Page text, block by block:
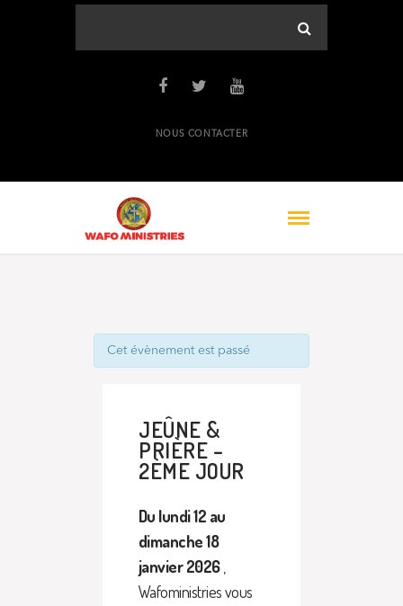
NOUS CONTACTER
Cet évènement est passé
JEÛNE &
PRIÈRE –
2ÈME JOUR
Du lundi 12 au
dimanche 18
janvier 2026,
Wafoministries vous